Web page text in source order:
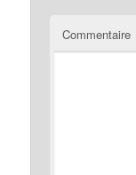
Commentaire